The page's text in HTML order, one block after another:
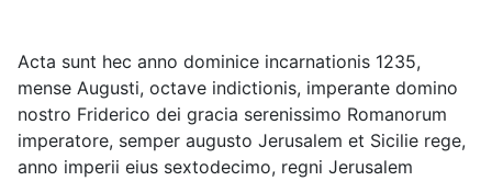
Acta sunt hec anno dominice incarnationis 1235,
mense Augusti, octave indictionis, imperante domino
nostro Friderico dei gracia serenissimo Romanorum
imperatore, semper augusto Jerusalem et Sicilie rege,
anno imperii eius sextodecimo, regni Jerusalem